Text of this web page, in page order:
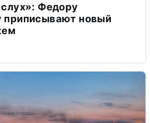
Федору
приписывают новый